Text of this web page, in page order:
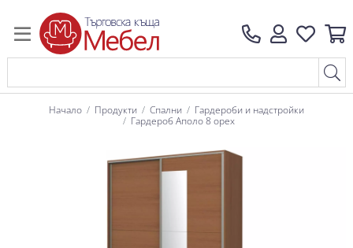
Начало Продукти Спални
Гардероби и надстройки
Гардероб Аполо 8 орех